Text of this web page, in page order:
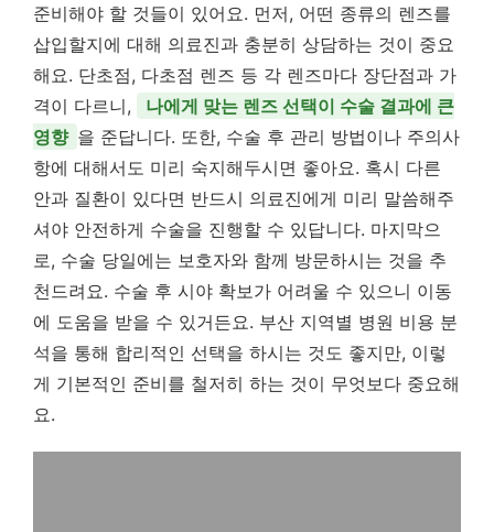
준비해야 할 것들이 있어요. 먼저, 어떤 종류의 렌즈를
삽입할지에 대해 의료진과 충분히 상담하는 것이 중요
해요. 단초점, 다초점 렌즈 등 각 렌즈마다 장단점과 가
격이 다르니,
나에게 맞는 렌즈 선택이 수술 결과에 큰
영향 을 준답니다. 또한, 수술 후 관리 방법이나 주의사
항에 대해서도 미리 숙지해두시면 좋아요. 혹시 다른
안과 질환이 있다면 반드시 의료진에게 미리 말씀해주
셔야 안전하게 수술을 진행할 수 있답니다. 마지막으
로, 수술 당일에는 보호자와 함께 방문하시는 것을 추
천드려요. 수술 후 시야 확보가 어려울 수 있으니 이동
에 도움을 받을 수 있거든요. 부산 지역별 병원 비용 분
석을 통해 합리적인 선택을 하시는 것도 좋지만, 이렇
게 기본적인 준비를 철저히 하는 것이 무엇보다 중요해
요.